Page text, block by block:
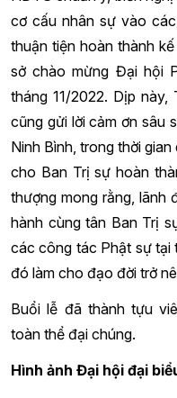
cơ cấu nhân sự vào
thuận tiện hoàn thành
sở chào mừng Đại hội
tháng 11/2022. Dịp
cũng gửi lời cảm ơn sâu
Ninh Bình, trong thời
cho Ban Trị sự hoàn
thượng mong rằng, lãnh
hành cùng tân Ban Trị
các công tác Phật sự tại
đó làm cho đạo đời trở
Buổi lễ đã thành tựu
toàn thể đại chúng.
Hình ảnh Đại hội đại